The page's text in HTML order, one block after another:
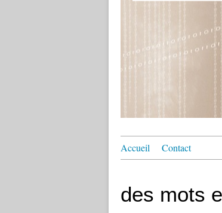
Accueil Contact
des mots